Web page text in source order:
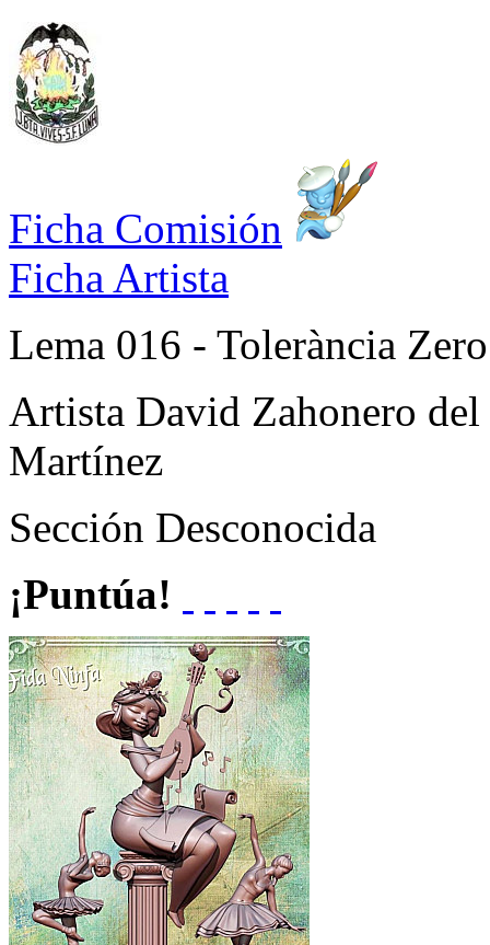
Ficha Comisión
Ficha Artista
Lema 016 - Tolerància Zero
Artista David Zahonero del
Martínez
Sección Desconocida
¡Puntúa!